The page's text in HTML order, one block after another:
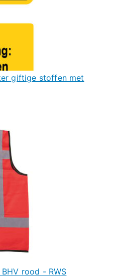
giftige stoffen met
rood - RWS